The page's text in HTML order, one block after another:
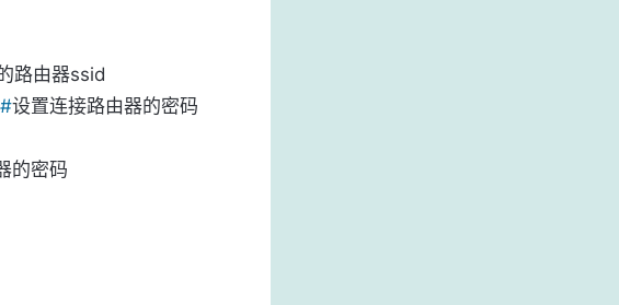
路由器ssid
设置连接路由器的密码
的密码